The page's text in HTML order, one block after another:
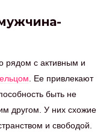
рядом с активным и
. Ее привлекают
быть не
другом. У них схожие
и свободой.